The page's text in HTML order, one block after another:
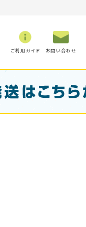
ご利用ガイド お問い合わせ